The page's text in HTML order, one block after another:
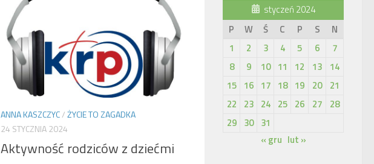
ANNA KASZCZYC/ŻYCIE TO ZAGADKA
24 STYCZNIA 2024
Aktywność rodziców z dziećmi
styczeń 2024
P
W Ś C P S
N
1
2 3 4 5 6
7
8
9 10 11 12 13
14
15 16 17 18 19 20
21
22
23 24 25 26 27
28
29 30 31
« gru lut »